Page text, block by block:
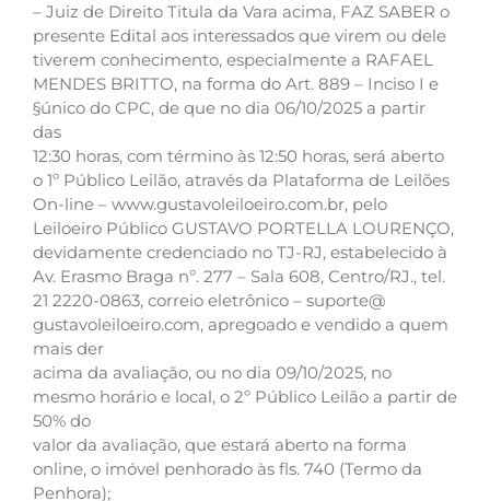
– Juiz de Direito Titula da Vara acima, FAZ SABER o
presente Edital aos interessados que virem ou dele
tiverem conhecimento, especialmente a RAFAEL
MENDES BRITTO, na forma do Art. 889 – Inciso I e
§único do CPC, de que no dia 06/10/2025 a partir
das
12:30 horas, com término às 12:50 horas, será aberto
o 1º Público Leilão, através da Plataforma de Leilões
On-line – www.gustavoleiloeiro.com.br, pelo
Leiloeiro Público GUSTAVO PORTELLA LOURENÇO,
devidamente credenciado no TJ-RJ, estabelecido à
Av. Erasmo Braga nº. 277 – Sala 608, Centro/RJ., tel.
21 2220-0863, correio eletrônico – suporte@
gustavoleiloeiro.com, apregoado e vendido a quem
mais der
acima da avaliação, ou no dia 09/10/2025, no
mesmo horário e local, o 2º Público Leilão a partir de
50% do
valor da avaliação, que estará aberto na forma
online, o imóvel penhorado às fls. 740 (Termo da
Penhora);